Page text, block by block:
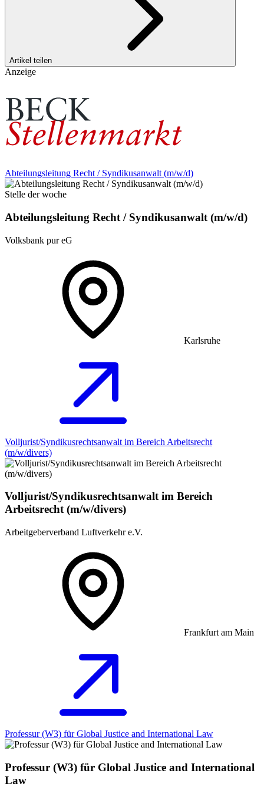
Artikel teilen
Anzeige
Abteilungsleitung Recht / Syndikusanwalt (m/w/d)
Stelle der woche
Abteilungsleitung Recht / Syndikusanwalt (m/w/d)
Volksbank pur eG
Karlsruhe
Volljurist/Syndikusrechtsanwalt im Bereich Arbeitsrecht
(m/w/divers)
Volljurist/Syndikusrechtsanwalt im Bereich
Arbeitsrecht (m/w/divers)
Arbeitgeberverband Luftverkehr e.V.
Frankfurt am Main
Professur (W3) für Global Justice and International Law
Professur (W3) für Global Justice and International
Law